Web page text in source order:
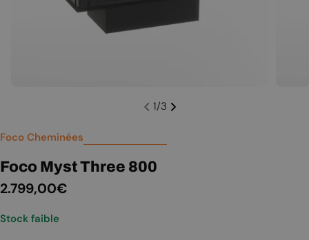
1/3
Foco Cheminées
Foco Myst Three 800
Prix
régulier
2.799,00€
Stock faible